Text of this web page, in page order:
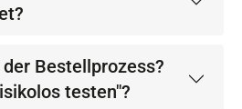
Bestellprozess?
testen"?